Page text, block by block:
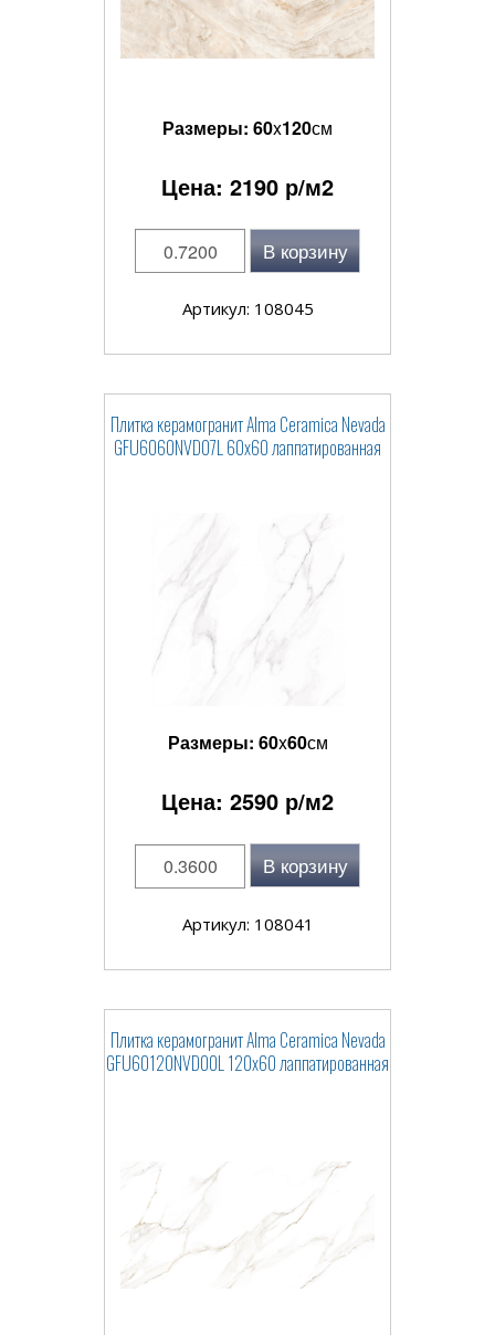
Размеры: 60x120см
Цена: 2190 р/м2
В корзину
Артикул: 108045
Плитка керамогранит Alma Ceramica Nevada
GFU6060NVD07L 60x60 лаппатированная
Размеры: 60x60см
Цена: 2590 р/м2
В корзину
Артикул: 108041
Плитка керамогранит Alma Ceramica Nevada
GFU60120NVD00L 120x60 лаппатированная